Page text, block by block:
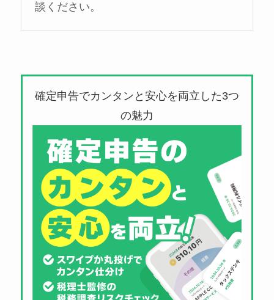
談ください。
確定申告でカンタンと安心を両立した3つ
の魅力